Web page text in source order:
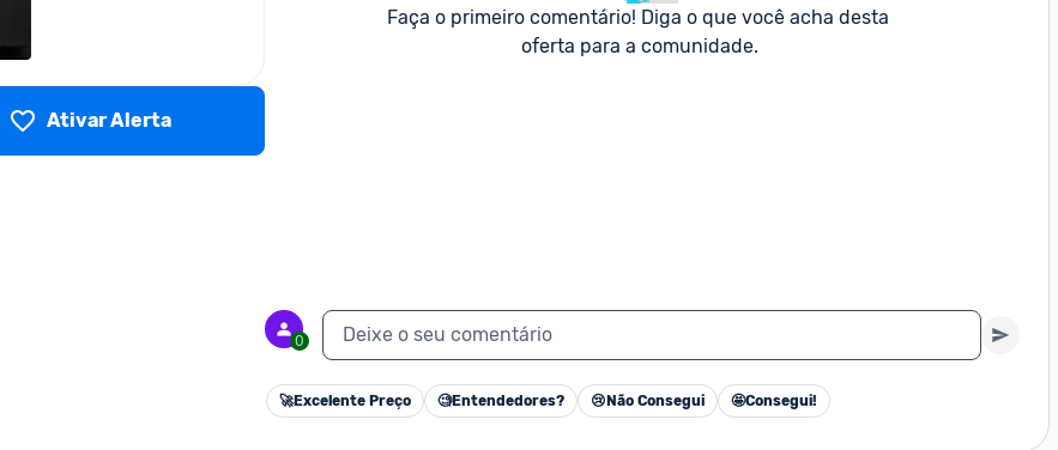
Ativar Alerta
Faça o primeiro comentário! Diga o que você acha desta
oferta para a comunidade.
0 Deixe o seu comentário
🚀Excelente Preço 🧐Entendedores? 😢 Não Consegui 🤩Consegui!